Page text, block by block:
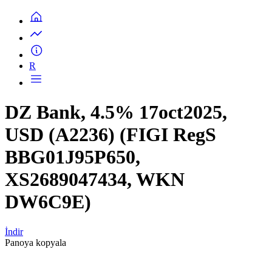
R
DZ Bank, 4.5% 17oct2025,
USD (A2236) (FIGI RegS
BBG01J95P650,
XS2689047434, WKN
DW6C9E)
İndir
Panoya kopyala